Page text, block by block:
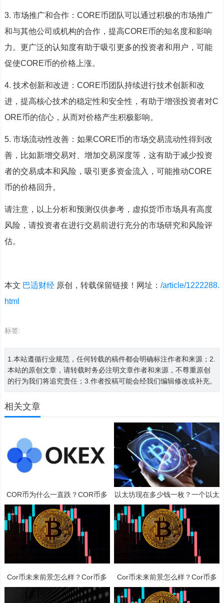
3. 市场推广和合作：CORE币团队可以通过积极的市场推广
和与其他公司或机构的合作，提高CORE币的知名度和影响
力。更广泛的认知度有助于吸引更多的投资者和用户，可能
促使CORE币的价格上涨。
4. 技术创新和改进：CORE币团队持续进行技术创新和改
进，提高核心技术的稳定性和安全性，有助于增强投资者对C
ORE币的信心，从而对价格产生积极影响。
5. 市场流动性改善：如果CORE币的市场交易流动性得到改
善，比如新增交易对、增加交易深度等，这有助于减少投资
者的交易成本和风险，吸引更多资金流入，可能推动CORE
币的价格回升。
请注意，以上分析和预测仅供参考，虚拟货币市场具有高度
风险，请投资者在进行交易前进行充分的市场研究和风险评
估。
本文 巴适财经原创，转载保留链接！网址： /article/1222288.
html
标签:
1.本站遵循行业规范，任何转载的稿件都会明确标注作者和来源；2.
本站的原创文章，请转载时务必注明文章作者和来源，不尊重原创
的行为我们将追究责任；3.作者投稿可能会经我们编辑修改或补充。
相关文章
COR币为什么一直跌？COR币多
少钱一枚？
以太坊现在多少钱一枚？一个以太
坊币值多少人民币？
Cor币未来前景怎么样？Cor币多
少钱一枚？
Cor币未来前景怎么样？Cor币多
少钱一枚？